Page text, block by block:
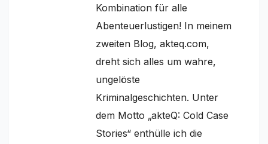
Kombination für alle
Abenteuerlustigen! In meinem
zweiten Blog, akteq.com,
dreht sich alles um wahre,
ungelöste
Kriminalgeschichten. Unter
dem Motto „akteQ: Cold Case
Stories“ enthülle ich die